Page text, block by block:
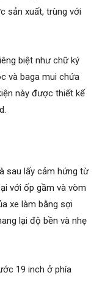
sản xuất, trùng với
biệt như chữ ký
và baga mui chứa
này được thiết kế
sau lấy cảm hứng từ
với ốp gầm và vòm
xe làm bằng sợi
lại độ bền và nhẹ
19 inch ở phía